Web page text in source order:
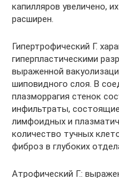
капилляров увеличено,
расширен.
Гипертрофический Г.
гиперпластическими
выраженной
шиповидного слоя. В
плазморрагия стенок
инфильтраты,
лимфоидных и
количество тучных
фиброз в глубоких
Атрофический Г.: